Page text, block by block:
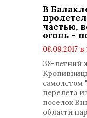
В
частью,
огонь –
08.09.2017 в
38-летний
самолетом
перелета
поселок
области